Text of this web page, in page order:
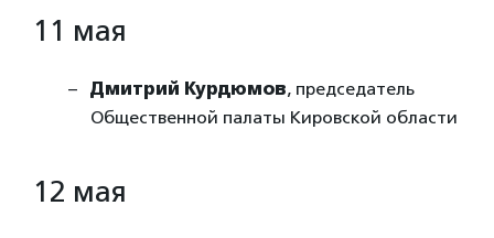
11 мая
Дмитрий Курдюмов, председатель
Общественной палаты Кировской области
12 мая